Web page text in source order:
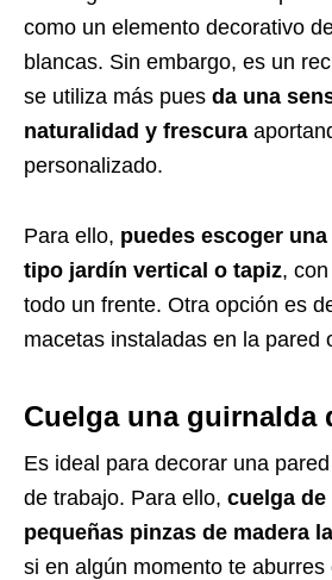
como un elemento decorativo
blancas. Sin embargo, es un
se utiliza más pues da una
naturalidad y frescura
personalizado.
Para ello, puedes escoger
tipo jardín vertical o tapiz,
todo un frente. Otra opción es
macetas instaladas en la pared
Cuelga una guirnalda
Es ideal para decorar una
de trabajo. Para ello, cuelga de
pequeñas pinzas de madera
si en algún momento te